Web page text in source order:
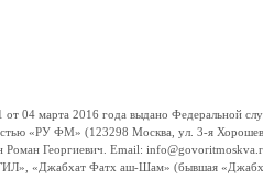
марта 2016 года выдано Федеральной
«РУ ФМ» (123298 Москва, ул. 3-я
Роман Георгиевич. Email:
«Джабхат Фатх аш-Шам» (бывшая